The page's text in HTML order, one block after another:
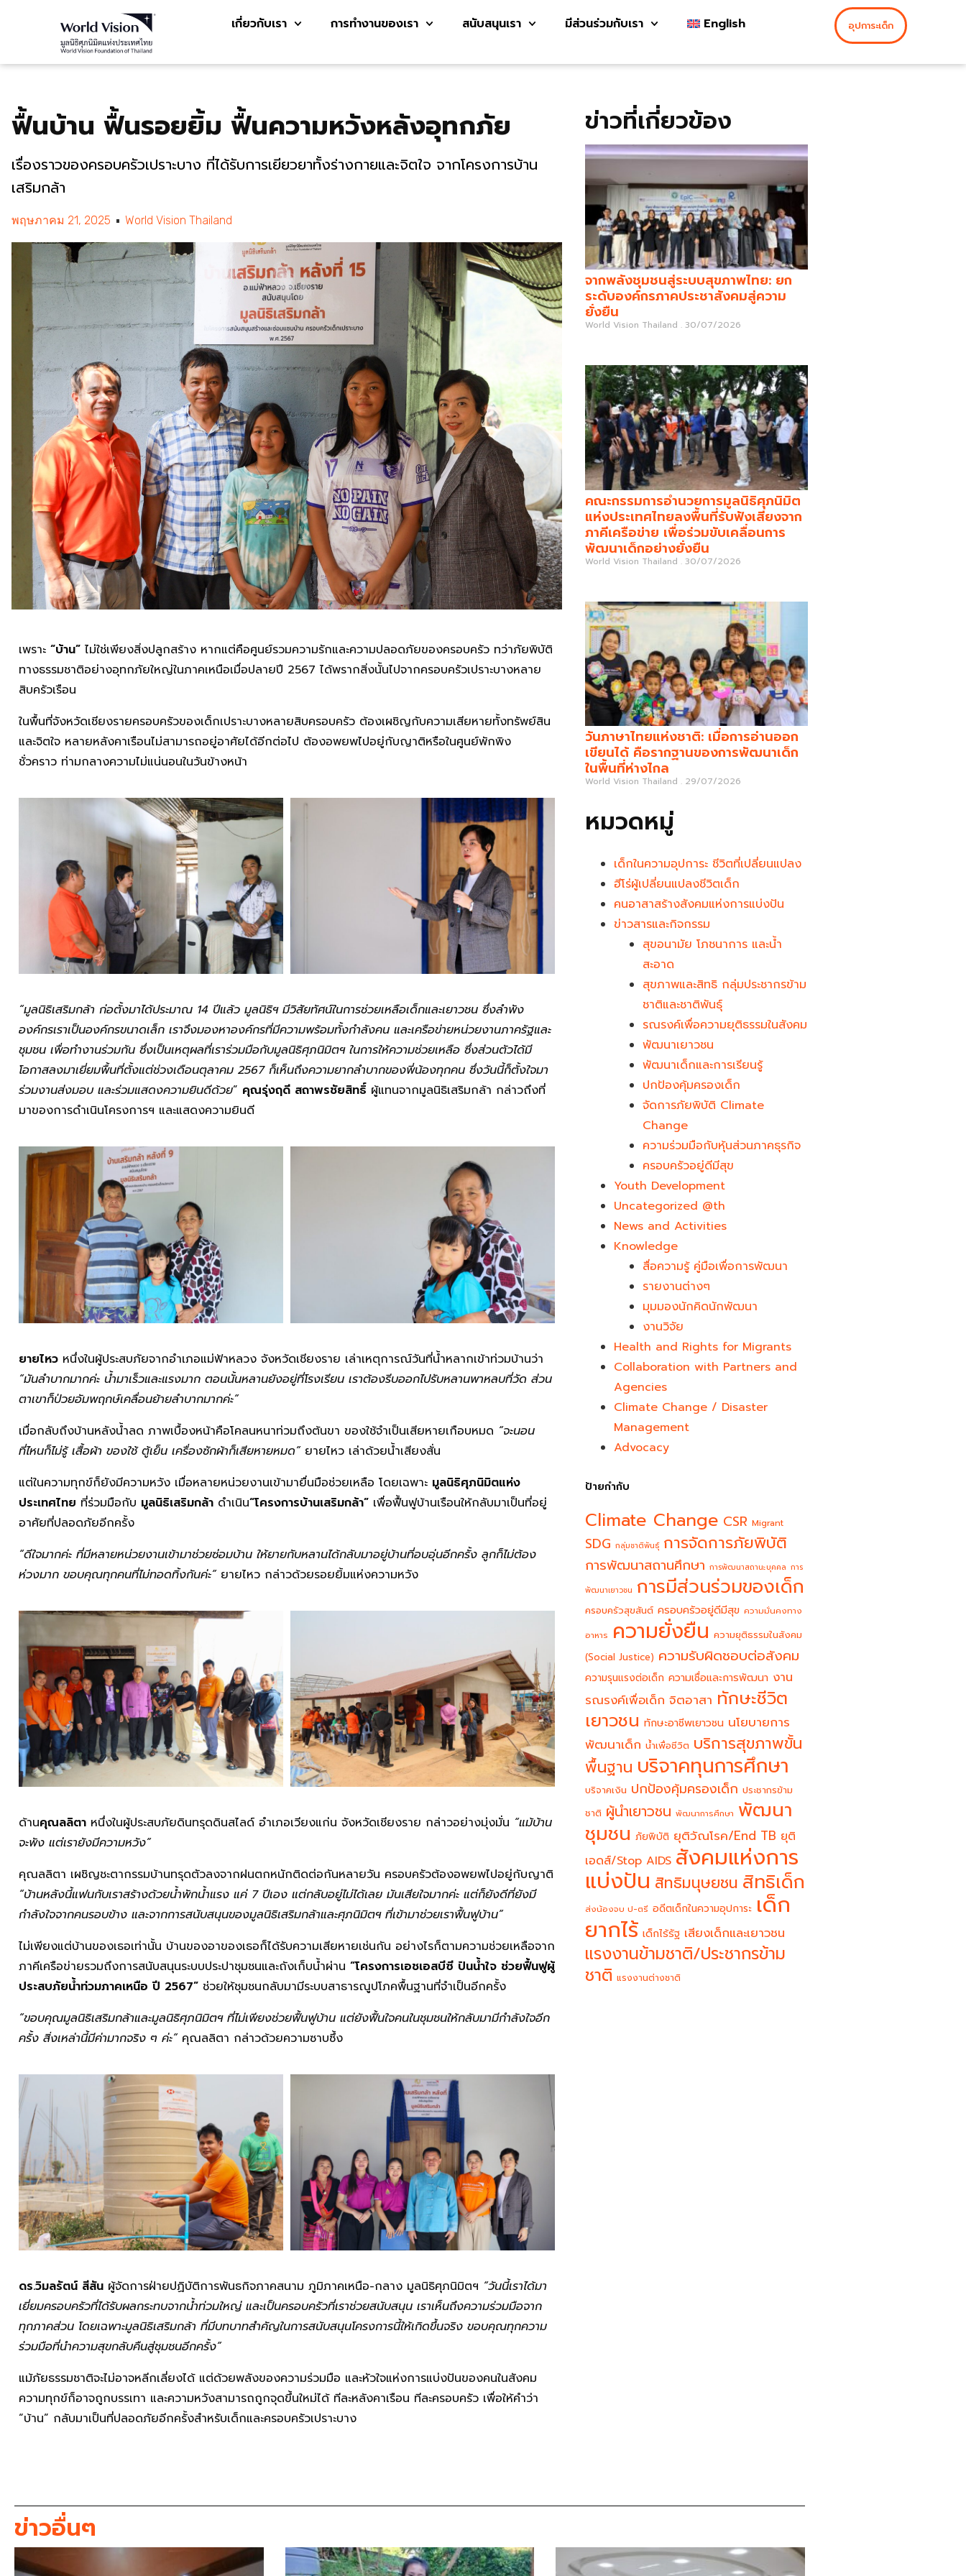
เกี่ยวกับเรา การทำงานของเรา สนับสนุนเรา มีส่วนร่วมกับเรา English อุปการะเด็ก
ฟื้นบ้าน ฟื้นรอยยิ้ม ฟื้นความหวังหลังอุทกภัย
เรื่องราวของครอบครัวเปราะบาง ที่ได้รับการเยียวยาทั้งร่างกายและจิตใจ จากโครงการบ้าน
เสริมกล้า
พฤษภาคม 21, 2025 World Vision Thailand
เพราะ “บ้าน” ไม่ใช่เพียงสิ่งปลูกสร้าง หากแต่คือศูนย์รวมความรักและความปลอดภัยของครอบครัว ทว่าภัยพิบัติ
ทางธรรมชาติอย่างอุทกภัยใหญ่ในภาคเหนือเมื่อปลายปี 2567 ได้พรากสิ่งนั้นไปจากครอบครัวเปราะบางหลาย
สิบครัวเรือน
ในพื้นที่จังหวัดเชียงรายครอบครัวของเด็กเปราะบางหลายสิบครอบครัว ต้องเผชิญกับความเสียหายทั้งทรัพย์สิน
และจิตใจ หลายหลังคาเรือนไม่สามารถอยู่อาศัยได้อีกต่อไป ต้องอพยพไปอยู่กับญาติหรือในศูนย์พักพิง
ชั่วคราว ท่ามกลางความไม่แน่นอนในวันข้างหน้า
“มูลนิธิเสริมกล้า ก่อตั้งมาได้ประมาณ 14 ปีแล้ว มูลนิธิฯ มีวิสัยทัศน์ในการช่วยเหลือเด็กและเยาวชน ซึ่งลำพัง
องค์กรเราเป็นองค์กรขนาดเล็ก เราจึงมองหาองค์กรที่มีความพร้อมทั้งกำลังคน และเครือข่ายหน่วยงานภาครัฐและ
ชุมชน เพื่อทำงานร่วมกัน ซึ่งเป็นเหตุผลที่เราร่วมมือกับมูลนิธิศุภนิมิตฯ ในการให้ความช่วยเหลือ ซึ่งส่วนตัวได้มี
โอกาสลงมาเยี่ยมพื้นที่ตั้งแต่ช่วงเดือนตุลาคม 2567 ก็เห็นถึงความยากลำบากของพี่น้องทุกคน ซึ่งวันนี้ก็ตั้งใจมา
ร่วมงานส่งมอบ และร่วมแสดงความยินดีด้วย” คุณรุ่งฤดี สถาพรชัยสิทธิ์ ผู้แทนจากมูลนิธิเสริมกล้า กล่าวถึงที่
มาของการดำเนินโครงการฯ และแสดงความยินดี
ยายไหว หนึ่งในผู้ประสบภัยจากอำเภอแม่ฟ้าหลวง จังหวัดเชียงราย เล่าเหตุการณ์วันที่น้ำหลากเข้าท่วมบ้านว่า
“มันลำบากมากค่ะ น้ำมาเร็วและแรงมาก ตอนนั้นหลานยังอยู่ที่โรงเรียน เราต้องรีบออกไปรับหลานพาหลบที่วัด ส่วน
ตาเขาก็ป่วยอัมพฤกษ์เคลื่อนย้ายลำบากมากค่ะ”
เมื่อกลับถึงบ้านหลังน้ำลด ภาพเบื้องหน้าคือโคลนหนาท่วมถึงต้นขา ของใช้จำเป็นเสียหายเกือบหมด “จะนอน
ที่ไหนก็ไม่รู้ เสื้อผ้า ของใช้ ตู้เย็น เครื่องซักผ้าก็เสียหายหมด”ยายไหว เล่าด้วยน้ำเสียงสั่น
แต่ในความทุกข์ก็ยังมีความหวัง เมื่อหลายหน่วยงานเข้ามายื่นมือช่วยเหลือ โดยเฉพาะ มูลนิธิศุภนิมิตแห่ง
ประเทศไทย ที่ร่วมมือกับ มูลนิธิเสริมกล้า ดำเนิน“โครงการบ้านเสริมกล้า” เพื่อฟื้นฟูบ้านเรือนให้กลับมาเป็นที่อยู่
อาศัยที่ปลอดภัยอีกครั้ง
“ดีใจมากค่ะ ที่มีหลายหน่วยงานเข้ามาช่วยซ่อมบ้าน ให้ยายกับหลานได้กลับมาอยู่บ้านที่อบอุ่นอีกครั้ง ลูกก็ไม่ต้อง
ห่วงมาก ขอบคุณทุกคนที่ไม่ทอดทิ้งกันค่ะ”ยายไหว กล่าวด้วยรอยยิ้มแห่งความหวัง
ด้านคุณลลิตา หนึ่งในผู้ประสบภัยดินทรุดดินสไลด์ อำเภอเวียงแก่น จังหวัดเชียงราย กล่าวอย่างมุ่งมั่น “แม้บ้าน
จะพัง แต่เรายังมีความหวัง”
คุณลลิตา เผชิญชะตากรรมบ้านทรุดตัวลงจากฝนตกหนักติดต่อกันหลายวัน ครอบครัวต้องอพยพไปอยู่กับญาติ
“บ้านหลังนี้แฟนกับเราสร้างด้วยน้ำพักน้ำแรง แค่ 7 ปีเอง แต่กลับอยู่ไม่ได้เลย มันเสียใจมากค่ะ แต่ก็ยังดีที่ยังมี
กำลังใจจากคนรอบข้าง และจากการสนับสนุนของมูลนิธิเสริมกล้าและศุภนิมิตฯ ที่เข้ามาช่วยเราฟื้นฟูบ้าน”
ไม่เพียงแต่บ้านของเธอเท่านั้น บ้านของอาของเธอก็ได้รับความเสียหายเช่นกัน อย่างไรก็ตามความช่วยเหลือจาก
ภาคีเครือข่ายรวมถึงการสนับสนุนระบบประปาชุมชนและถังเก็บน้ำผ่าน “โครงการเอชเอสบีซี ปันน้ำใจ ช่วยฟื้นฟูผู้
ประสบภัยน้ำท่วมภาคเหนือ ปี 2567” ช่วยให้ชุมชนกลับมามีระบบสาธารณูปโภคพื้นฐานที่จำเป็นอีกครั้ง
“ขอบคุณมูลนิธิเสริมกล้าและมูลนิธิศุภนิมิตฯ ที่ไม่เพียงช่วยฟื้นฟูบ้าน แต่ยังฟื้นใจคนในชุมชนให้กลับมามีกำลังใจอีก
ครั้ง สิ่งเหล่านี้มีค่ามากจริง ๆ ค่ะ”คุณลลิตา กล่าวด้วยความซาบซึ้ง
ดร.วิมลรัตน์ สีสัน ผู้จัดการฝ่ายปฏิบัติการพันธกิจภาคสนาม ภูมิภาคเหนือ-กลาง มูลนิธิศุภนิมิตฯ “วันนี้เราได้มา
เยี่ยมครอบครัวที่ได้รับผลกระทบจากน้ำท่วมใหญ่ และเป็นครอบครัวที่เราช่วยสนับสนุน เราเห็นถึงความร่วมมือจาก
ทุกภาคส่วน โดยเฉพาะมูลนิธิเสริมกล้า ที่มีบทบาทสำคัญในการสนับสนุนโครงการนี้ให้เกิดขึ้นจริง ขอบคุณทุกความ
ร่วมมือที่นำความสุขกลับคืนสู่ชุมชนอีกครั้ง”
แม้ภัยธรรมชาติจะไม่อาจหลีกเลี่ยงได้ แต่ด้วยพลังของความร่วมมือ และหัวใจแห่งการแบ่งปันของคนในสังคม
ความทุกข์ก็อาจถูกบรรเทา และความหวังสามารถถูกจุดขึ้นใหม่ได้ ทีละหลังคาเรือน ทีละครอบครัว เพื่อให้คำว่า
“บ้าน” กลับมาเป็นที่ปลอดภัยอีกครั้งสำหรับเด็กและครอบครัวเปราะบาง
ข่าวที่เกี่ยวข้อง
จากพลังชุมชนสู่ระบบสุขภาพไทย: ยก
ระดับองค์กรภาคประชาสังคมสู่ความ
ยั่งยืน
World Vision Thailand 30/07/2026
คณะกรรมการอำนวยการมูลนิธิศุภนิมิต
แห่งประเทศไทยลงพื้นที่รับฟังเสียงจาก
ภาคีเครือข่าย เพื่อร่วมขับเคลื่อนการ
พัฒนาเด็กอย่างยั่งยืน
World Vision Thailand 30/07/2026
วันภาษาไทยแห่งชาติ: เมื่อการอ่านออก
เขียนได้ คือรากฐานของการพัฒนาเด็ก
ในพื้นที่ห่างไกล
World Vision Thailand 29/07/2026
หมวดหมู่
เด็กในความอุปการะ ชีวิตที่เปลี่ยนแปลง
ฮีโร่ผู้เปลี่ยนแปลงชีวิตเด็ก
คนอาสาสร้างสังคมแห่งการแบ่งปัน
ข่าวสารและกิจกรรม
สุขอนามัย โภชนาการ และน้ำ
สะอาด
สุขภาพและสิทธิ กลุ่มประชากรข้าม
ชาติและชาติพันธุ์
รณรงค์เพื่อความยุติธรรมในสังคม
พัฒนาเยาวชน
พัฒนาเด็กและการเรียนรู้
ปกป้องคุ้มครองเด็ก
จัดการภัยพิบัติ Climate
Change
ความร่วมมือกับหุ้นส่วนภาคธุรกิจ
ครอบครัวอยู่ดีมีสุข
Youth Development​
Uncategorized @th
News and Activities
Knowledge
สื่อความรู้ คู่มือเพื่อการพัฒนา
รายงานต่างๆ
มุมมองนักคิดนักพัฒนา
งานวิจัย
Health and Rights for Migrants
Collaboration with Partners and
Agencies
Climate Change / Disaster
Management
Advocacy
ป้ายกำกับ
Climate Change CSR Migrant
SDG กลุ่มชาติพันธุ์ การจัดการภัยพิบัติ
การพัฒนาสถานศึกษา การพัฒนาสถานะบุคคล การ
พัฒนาเยาวชน การมีส่วนร่วมของเด็ก
ครอบครัวสุขสันต์ ครอบครัวอยู่ดีมีสุข ความมั่นคงทาง
อาหาร ความยั่งยืน ความยุติธรรมในสังคม
(Social Justice) ความรับผิดชอบต่อสังคม
ความรุนแรงต่อเด็ก ความเชื่อและการพัฒนา งาน
รณรงค์เพื่อเด็ก จิตอาสา ทักษะชีวิต
เยาวชน ทักษะอาชีพเยาวชน นโยบายการ
พัฒนาเด็ก น้ำเพื่อชีวิต บริการสุขภาพขั้น
พื้นฐาน บริจาคทุนการศึกษา
บริจาคเงิน ปกป้องคุ้มครองเด็ก ประชากรข้าม
ชาติ ผู้นำเยาวชน พัฒนาการศึกษา พัฒนา
ชุมชน ภัยพิบัติ ยุติวัณโรค/End TB ยุติ
เอดส์/Stop AIDS สังคมแห่งการ
แบ่งปัน สิทธิมนุษยชน สิทธิเด็ก
ส่งน้องจบ ป-ตรี อดีตเด็กในความอุปการะ เด็ก
ยากไร้ เด็กไร้รัฐ เสียงเด็กและเยาวชน
แรงงานข้ามชาติ/ประชากรข้าม
ชาติ แรงงานต่างชาติ
ข่าวอื่นๆ